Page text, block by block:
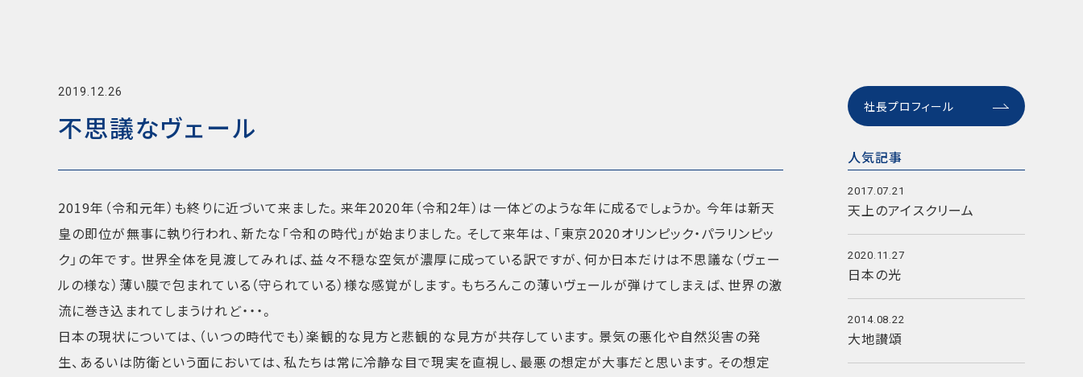
2019.12.26
不思議なヴェール
2019年（令和元年）も終りに近づいて来ました。来年2020年（令和2年）は一体どのような年に成るでしょうか。今年は新天
皇の即位が無事に執り行われ、新たな「令和の時代」が始まりました。そして来年は、「東京2020オリンピック・パラリンピッ
ク」の年です。世界全体を見渡してみれば、益々不穏な空気が濃厚に成っている訳ですが、何か日本だけは不思議な（ヴェー
ルの様な）薄い膜で包まれている（守られている）様な感覚がします。もちろんこの薄いヴェールが弾けてしまえば、世界の激
流に巻き込まれてしまうけれど・・・。
日本の現状については、（いつの時代でも）楽観的な見方と悲観的な見方が共存しています。景気の悪化や自然災害の発
生、あるいは防衛という面においては、私たちは常に冷静な目で現実を直視し、最悪の想定が大事だと思います。その想定
社長プロフィール
人気記事
2017.07.21
天上のアイスクリーム
2020.11.27
日本の光
2014.08.22
大地讃頌